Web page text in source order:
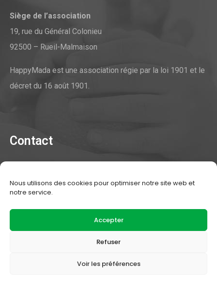
Nous utilisons des cookies pour optimiser notre site web et
notre service.
Accepter
Refuser
Voir les préférences
Siège de l’association
19, rue du Général Colonieu
92500 – Rueil-Malmaison
HappyMada est une association régie par la loi 1901 et le
décret du 16 août 1901.
Contact
Mentions légales